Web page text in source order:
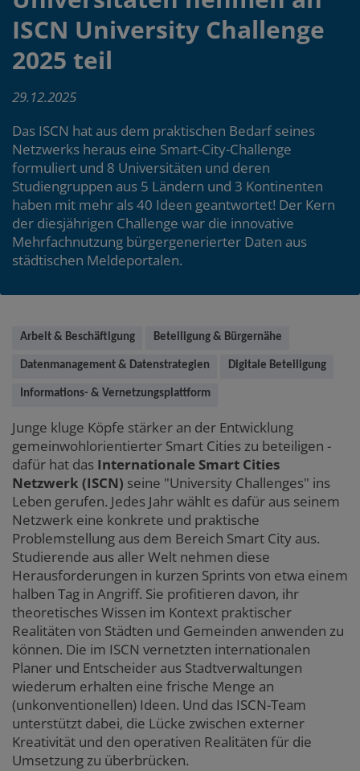
ISCN University Challenge
2025 teil
29.12.2025
Das ISCN hat aus dem praktischen Bedarf seines
Netzwerks heraus eine Smart-City-Challenge
formuliert und 8 Universitäten und deren
Studiengruppen aus 5 Ländern und 3 Kontinenten
haben mit mehr als 40 Ideen geantwortet! Der Kern
der diesjährigen Challenge war die innovative
Mehrfachnutzung bürgergenerierter Daten aus
städtischen Meldeportalen.
Main
content
Arbeit & Beschäftigung Beteiligung & Bürgernähe
Datenmanagement & Datenstrategien Digitale Beteiligung
Informations- & Vernetzungsplattform
Junge kluge Köpfe stärker an der Entwicklung
gemeinwohlorientierter Smart Cities zu beteiligen -
dafür hat das Internationale Smart Cities
Netzwerk (ISCN) seine "University Challenges" ins
Leben gerufen. Jedes Jahr wählt es dafür aus seinem
Netzwerk eine konkrete und praktische
Problemstellung aus dem Bereich Smart City aus.
Studierende aus aller Welt nehmen diese
Herausforderungen in kurzen Sprints von etwa einem
halben Tag in Angriff. Sie profitieren davon, ihr
theoretisches Wissen im Kontext praktischer
Realitäten von Städten und Gemeinden anwenden zu
können. Die im ISCN vernetzten internationalen
Planer und Entscheider aus Stadtverwaltungen
wiederum erhalten eine frische Menge an
(unkonventionellen) Ideen. Und das ISCN-Team
unterstützt dabei, die Lücke zwischen externer
Kreativität und den operativen Realitäten für die
Umsetzung zu überbrücken.